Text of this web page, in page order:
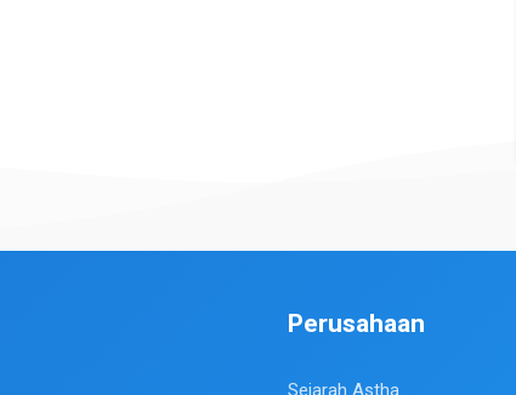
Perusahaan
Sejarah Astha